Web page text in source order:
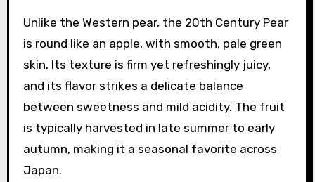
Unlike the Western pear, the 20th Century Pear
is round like an apple, with smooth, pale green
skin. Its texture is firm yet refreshingly juicy,
and its flavor strikes a delicate balance
between sweetness and mild acidity. The fruit
is typically harvested in late summer to early
autumn, making it a seasonal favorite across
Japan.